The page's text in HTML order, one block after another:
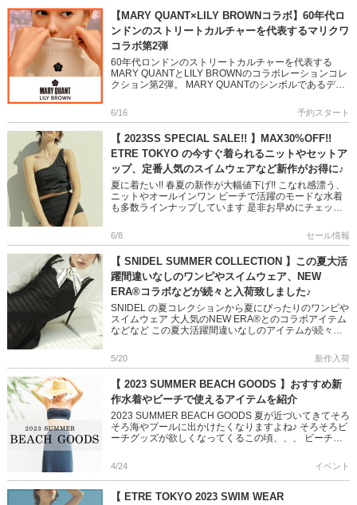
【MARY QUANT×LILY BROWNコラボ】60年代ロ
ンドンのストリートカルチャーを代表するマリクワ
コラボ第2弾
60年代ロンドンのストリートカルチャーを代表する
MARY QUANTとLILY BROWNのコラボレーションコレ
クション第2弾。 MARY QUANTのシンボルであるデイ
6/16 予約スタート
【 2023SS SPECIAL SALE!! 】MAX30%OFF!!
ETRE TOKYO の今すぐ着られるニットやセットア
ップ、定番人気のスイムウェアなど新作がお得に♪
夏に着たい!! 春夏の新作が大幅値下げ!! こなれ感漂う、
ニットやオールインワン ビーチで活躍のモードな水着
も多数ラインナップしています 是非お早めにチェック
6/8 セール情報
【 SNIDEL SUMMER COLLECTION 】この夏大活
躍間違いなしのワンピやスイムウェア、NEW
ERA®コラボなどが続々と入荷致しました♪
SNIDEL の夏コレクションから夏にぴったりのワンピや
スイムウェア 大人気のNEW ERA®とのコラボアイテム
などなど この夏大活躍間違いなしのアイテムが続々と
♡ ＞ […]
5/20 新作入荷
【 2023 SUMMER BEACH GOODS 】おすすめ新
作水着やビーチで使えるアイテムを紹介
2023 SUMMER BEACH GOODS 夏が近づいてきてそろ
そろ海やプールに出かけたくなりますよね♪ そろそろビ
ーチグッズが欲しくなってくるこの頃、、、 ビーチの
[…]
4/24 イベント
【 ETRE TOKYO 2023 SWIM WEAR